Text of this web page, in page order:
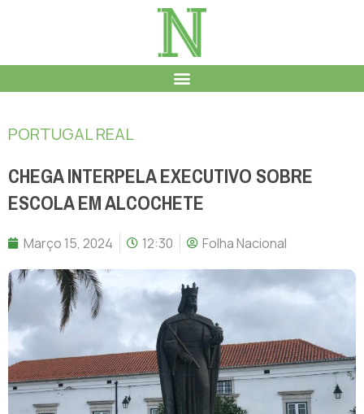
PORTUGAL REAL
CHEGA INTERPELA EXECUTIVO SOBRE
ESCOLA EM ALCOCHETE
Março 15, 2024 12:30 Folha Nacional